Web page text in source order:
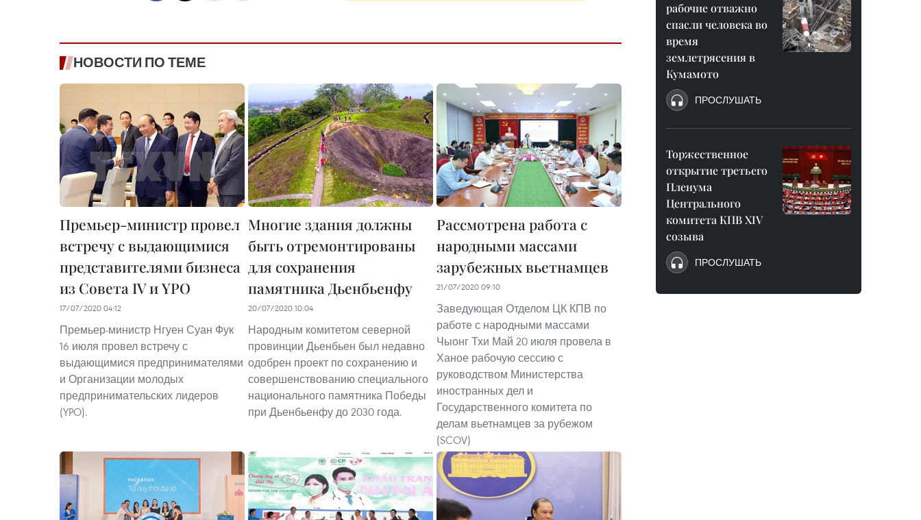
НОВОСТИ ПО ТЕМЕ
Премьер-министр провел
встречу с выдающимися
представителями бизнеса
из Совета IV и YPO
17/07/2020 04:12
Премьер-министр Нгуен Суан Фук
16 июля провел встречу с
выдающимися предпринимателями
и Организации молодых
предпринимательских лидеров
(YPO).
Многие здания должны
быть отремонтированы
для сохранения
памятника Дьенбьенфу
20/07/2020 10:04
Народным комитетом северной
провинции Дьенбьен был недавно
одобрен проект по сохранению и
совершенствованию специального
национального памятника Победы
при Дьенбьенфу до 2030 года.
Рассмотрена работа с
народными массами
зарубежных вьетнамцев
21/07/2020 09:10
Заведующая Отделом ЦК КПВ по
работе с народными массами
Чыонг Тхи Май 20 июля провела в
Ханое рабочую сессию с
руководством Министерства
иностранных дел и
Государственного комитета по
делам вьетнамцев за рубежом
(SCOV)
рабочие отважно
спасли человека во
время
землетрясения в
Кумамото
ПРОСЛУШАТЬ
Торжественное
открытие третьего
Пленума
Центрального
комитета КПВ XIV
созыва
ПРОСЛУШАТЬ